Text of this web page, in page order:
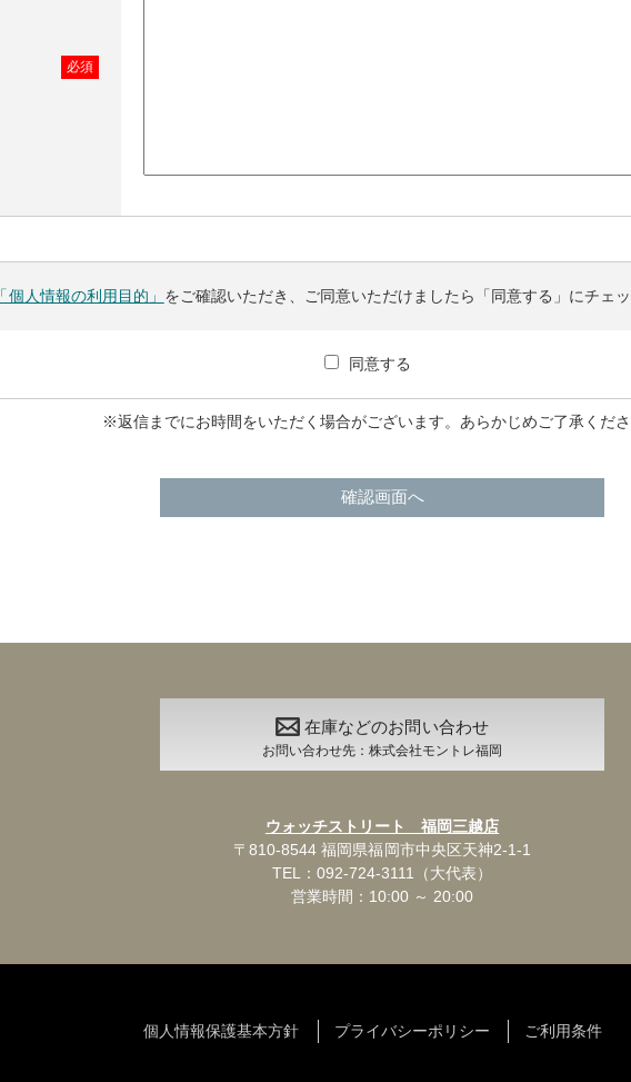
必須
「個人情報の利用目的」 をご確認いただき、ご同意いただけましたら「同意する」にチェッ
同意する
※返信までにお時間をいただく場合がございます。あらかじめご了承くださ
在庫などのお問い合わせ
お問い合わせ先：株式会社モントレ福岡
ウォッチストリート 福岡三越店
〒810-8544 福岡県福岡市中央区天神2-1-1
TEL：092-724-3111（大代表）
営業時間：10:00 ～ 20:00
個人情報保護基本方針 プライバシーポリシー ご利用条件